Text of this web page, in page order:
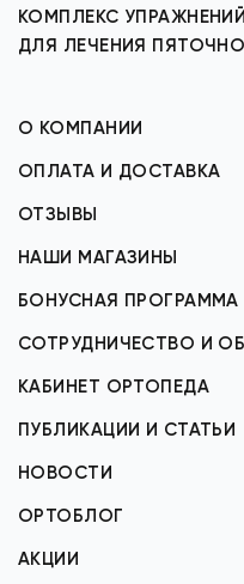
КОМПЛЕКС УПРАЖНЕНИЙ
ДЛЯ ЛЕЧЕНИЯ
О КОМПАНИИ
ОПЛАТА И ДОСТАВКА
ОТЗЫВЫ
НАШИ МАГАЗИНЫ
БОНУСНАЯ ПРОГРАММА
СОТРУДНИЧЕСТВО И
КАБИНЕТ ОРТОПЕДА
ПУБЛИКАЦИИ И СТАТЬИ
НОВОСТИ
ОРТОБЛОГ
АКЦИИ